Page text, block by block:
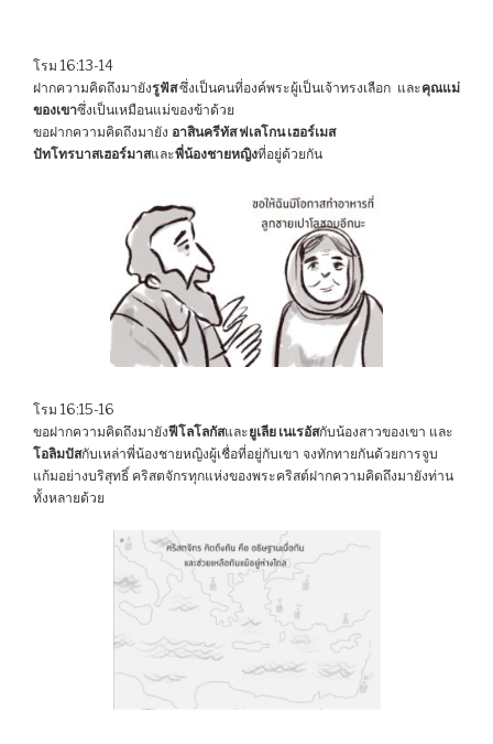
โรม 16:13-14
ฝากความคิดถึงมายังรูฟัสซึ่งเป็นคนที่องค์พระผู้เป็นเจ้าทรงเลือก และคุณแม่
ของเขาซึ่งเป็นเหมือนแม่ของข้าด้วย
ขอฝากความคิดถึงมายัง อาสินครีทัส ฟเลโกน เฮอร์เมส
ปัทโทรบาสเฮอร์มาสและพี่น้องชายหญิงที่อยู่ด้วยกัน
โรม 16:15-16
ขอฝากความคิดถึงมายังฟีโลโลกัสและยูเลีย เนเรอัสกับน้องสาวของเขา และ
โอลิมปัสกับเหล่าพี่น้องชายหญิงผู้เชื่อที่อยู่กับเขา จงทักทายกันด้วยการจูบ
แก้มอย่างบริสุทธิ์ คริสตจักรทุกแห่งของพระคริสต์ฝากความคิดถึงมายังท่าน
ทั้งหลายด้วย